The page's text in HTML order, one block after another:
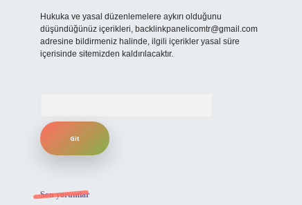
Hukuka ve yasal düzenlemelere aykırı olduğunu
düşündüğünüz içerikleri, backlinkpanelicomtr@gmail.com
adresine bildirmeniz halinde, ilgili içerikler yasal süre
içerisinde sitemizden kaldırılacaktır.
Son yorumlar